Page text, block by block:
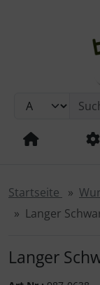
Springe zum
Springe zum
Springe zum
Startseite
Langer
Langer